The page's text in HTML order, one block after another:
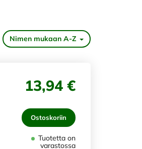
Nimen mukaan A-Z
13,94 €
Ostoskoriin
Tuotetta on
varastossa